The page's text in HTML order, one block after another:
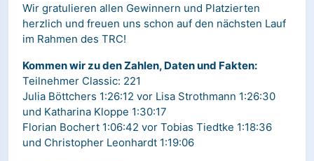
Wir gratulieren allen Gewinnern und Platzierten
herzlich und freuen uns schon auf den nächsten Lauf
im Rahmen des TRC!
Kommen wir zu den Zahlen, Daten und Fakten:
Teilnehmer Classic: 221
Julia Böttchers 1:26:12 vor Lisa Strothmann 1:26:30
und Katharina Kloppe 1:30:17
Florian Bochert 1:06:42 vor Tobias Tiedtke 1:18:36
und Christopher Leonhardt 1:19:06